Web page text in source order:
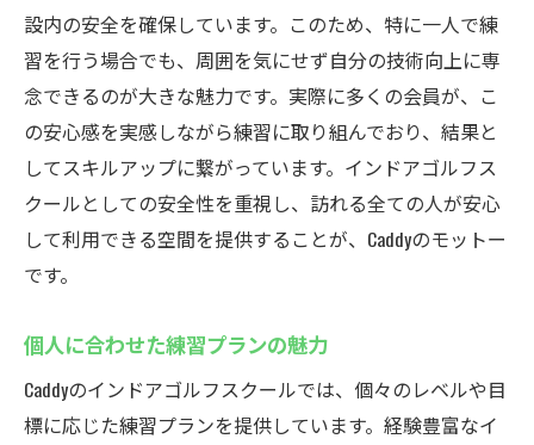
夜間にも安心のセキュリティ体制
お仕事帰りでもストレスフリーなゴルフ
予約システムでスムーズな利用
経験豊富なインストラクターによる個別指導が
魅力のインドアゴルフスクールCaddy
初心者から上級者まで幅広い指導対応
定期的なスキルチェックで成長をサポート
経験豊富なプロからの的確なアドバイス
インストラクターとの信頼関係を築く
設内の安全を確保しています。このため、特に一人で練
習を行う場合でも、周囲を気にせず自分の技術向上に専
念できるのが大きな魅力です。実際に多くの会員が、こ
の安心感を実感しながら練習に取り組んでおり、結果と
してスキルアップに繋がっています。インドアゴルフス
クールとしての安全性を重視し、訪れる全ての人が安心
して利用できる空間を提供することが、Caddyのモットー
です。
個人に合わせた練習プランの魅力
Caddyのインドアゴルフスクールでは、個々のレベルや目
標に応じた練習プランを提供しています。経験豊富なイ